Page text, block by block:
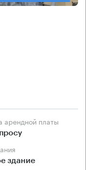
арендной платы
здание